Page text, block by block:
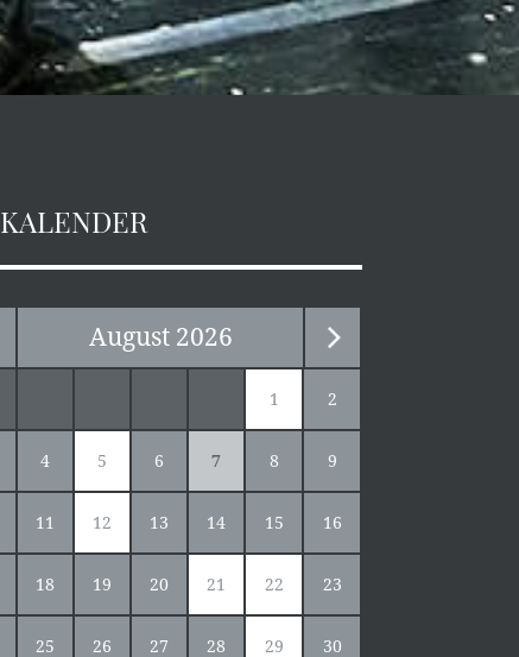
KALENDER
August 2026
1 2
4 5 6 7 8 9
11 12 13 14 15 16
18 19 20 21 22 23
25 26 27 28 29 30